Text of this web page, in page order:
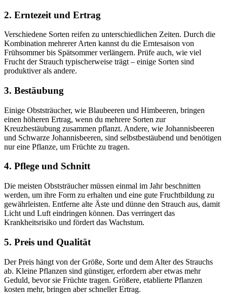
2. Erntezeit und Ertrag
Verschiedene Sorten reifen zu unterschiedlichen Zeiten. Durch die
Kombination mehrerer Arten kannst du die Erntesaison von
Frühsommer bis Spätsommer verlängern. Prüfe auch, wie viel
Frucht der Strauch typischerweise trägt – einige Sorten sind
produktiver als andere.
3. Bestäubung
Einige Obststräucher, wie Blaubeeren und Himbeeren, bringen
einen höheren Ertrag, wenn du mehrere Sorten zur
Kreuzbestäubung zusammen pflanzt. Andere, wie Johannisbeeren
und Schwarze Johannisbeeren, sind selbstbestäubend und benötigen
nur eine Pflanze, um Früchte zu tragen.
4. Pflege und Schnitt
Die meisten Obststräucher müssen einmal im Jahr beschnitten
werden, um ihre Form zu erhalten und eine gute Fruchtbildung zu
gewährleisten. Entferne alte Äste und dünne den Strauch aus, damit
Licht und Luft eindringen können. Das verringert das
Krankheitsrisiko und fördert das Wachstum.
5. Preis und Qualität
Der Preis hängt von der Größe, Sorte und dem Alter des Strauchs
ab. Kleine Pflanzen sind günstiger, erfordern aber etwas mehr
Geduld, bevor sie Früchte tragen. Größere, etablierte Pflanzen
kosten mehr, bringen aber schneller Ertrag.